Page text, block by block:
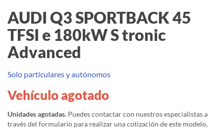
AUDI Q3 SPORTBACK 45
TFSI e 180kW S tronic
Advanced
Solo particulares y autónomos
Vehículo agotado
Unidades agotadas. Puedes contactar con nuestros especialistas a
través del formulario para realizar una cotización de este modelo,